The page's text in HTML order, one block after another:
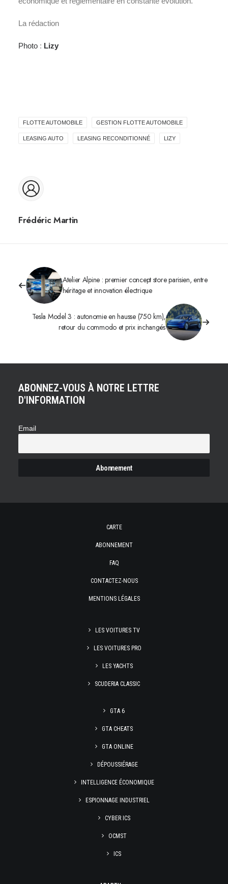
La rédaction
Photo : Lizy
FLOTTE AUTOMOBILE GESTION FLOTTE AUTOMOBILE
LEASING AUTO LEASING RECONDITIONNÉ LIZY
Frédéric Martin
Atelier Alpine : premier concept store parisien, entre
héritage et innovation électrique
Tesla Model 3 : autonomie en hausse (750 km),
retour du commodo et prix inchangés
ABONNEZ-VOUS À NOTRE LETTRE
D'INFORMATION
Email
CARTE
ABONNEMENT
FAQ
CONTACTEZ-NOUS
MENTIONS LÉGALES
LES VOITURES TV
LES VOITURES PRO
LES YACHTS
SCUDERIA CLASSIC
GTA 6
GTA CHEATS
GTA ONLINE
DÉPOUSSIÉRAGE
INTELLIGENCE ÉCONOMIQUE
ESPIONNAGE INDUSTRIEL
CYBER ICS
OCMST
ICS